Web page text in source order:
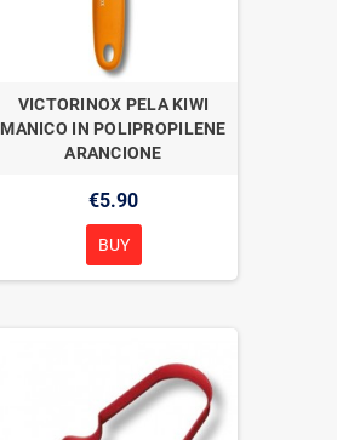
VICTORINOX PELA KIWI
MANICO IN POLIPROPILENE
ARANCIONE
€5.90
BUY